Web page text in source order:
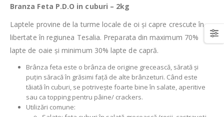
Branza Feta P.D.O in cuburi – 2kg
Laptele provine de la turme locale de oi și capre crescute în
libertate în regiunea Tesalia. Preparata din maximum 70%
lapte de oaie și minimum 30% lapte de capră.
Brânza feta este o brânza de origine grecească, sărată și
puțin săracă în grăsimi față de alte brânzeturi. Când este
tăiată în cuburi, se potrivește foarte bine în salate, aperitive
sau ca topping pentru pâine/ crackers.
Utilizări comune: